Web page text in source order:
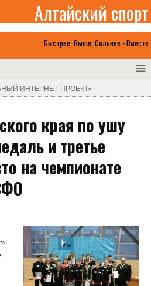
Быстрее, Выше, Сильнее - Вместе
Алтайский спорт
ИНТЕРНЕТ-ПРОЕКТ»
края по ушу
и третье
на чемпионате